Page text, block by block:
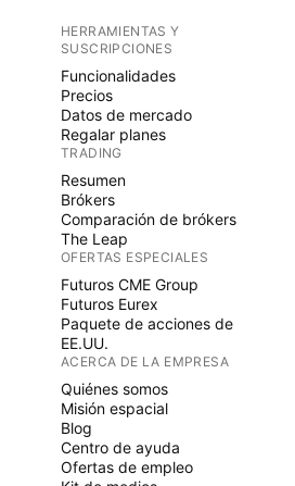
HERRAMIENTAS Y
SUSCRIPCIONES
Funcionalidades
Precios
Datos de mercado
Regalar planes
TRADING
Resumen
Brókers
Comparación de brókers
The Leap
OFERTAS ESPECIALES
Futuros CME Group
Futuros Eurex
Paquete de acciones de
EE.UU.
ACERCA DE LA EMPRESA
Quiénes somos
Misión espacial
Blog
Centro de ayuda
Ofertas de empleo